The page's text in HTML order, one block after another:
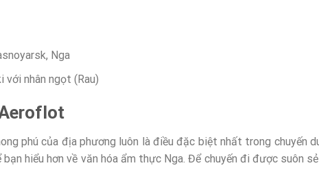
Nga
với nhân ngọt (Rau)
phú của địa phương luôn là điều đặc biệt nhất trong chuyến
hiểu hơn về văn hóa ẩm thực Nga. Để chuyến đi được suôn